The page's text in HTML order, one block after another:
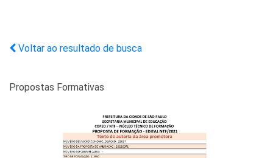
Voltar ao resultado de busca
Propostas Formativas